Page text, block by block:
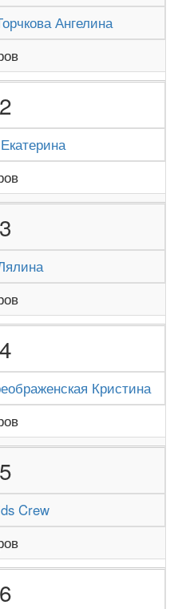
Ангелина
Кристина
Crew